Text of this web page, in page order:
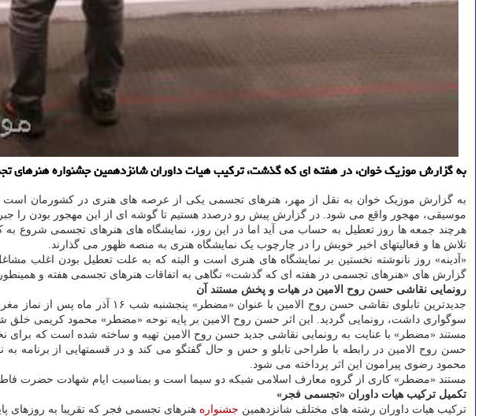
به گزارش موزیک خوان، در هفته ای که گذشت، ترکیب هیات داوران شانزدهمین جشنواره هنرهای
به گزارش موزیک خوان به نقل از مهر، هنرهای تجسمی یکی از عرصه های هنری در کشورمان است
موسیقی، مهجور واقع می شود. در گزارش پیش رو درصدد هستیم تا گوشه ای از این مهجور بودن را
تلاش ها و فعالیتهای اخیر خویش را در چارچوب یک نمایشگاه هنری به منصه ظهور می گذارند.
«آدینه» روز نانوشته نخستین بر نمایشگاه های هنری است و البته که به علت تعطیل بودن اغلب
گزارش های «هنرهای تجسمی در هفته ای که گذشت» نگاهی به اتفاقات هنرهای تجسمی هفته و همینطور
رونمایی نقاشی حسن روح الامین در هیات و پخش مستند آن
سوگواری داشت، رونمایی گردید. این اثر حسن روح الامین بر پایه نوحه «مضطر» محمود کریمی خلق
مستند «مضطر» با عنایت به رونمایی نقاشی جدید حسن روح الامین تهیه و ساخته شده است که برای
حسن روح الامین در رابطه با طراحی تابلو و حس و حال گفتگو می کند و در قسمتهایی از برنامه به
محمود رضوی پیرامون این اثر پرداخته می شود.
مستند «مضطر» کاری از گروه معارف اسلامی شبکه دو سیما است و بمناسبت ایام شهادت حضرت فاطمه (س) از جمعه ۲۴ تا یکشنبه ۲۶ آذر ساعات ۱۸ و ۲۳
تکمیل ترکیب هیات داوران «تجسمی فجر»
ترکیب هیات داوران رشته های مختلف شانزدهمین جشنواره هنرهای تجسمی فجر که تقریبا به روزهای